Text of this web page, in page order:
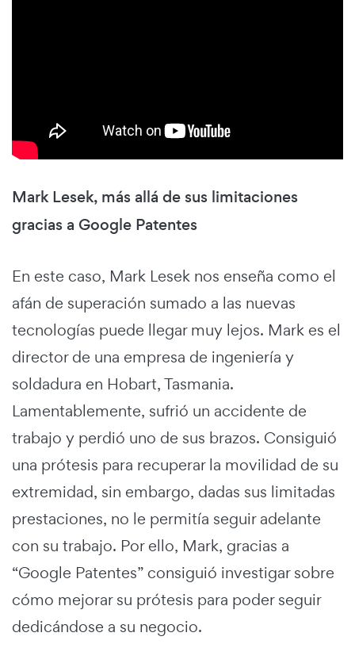
Mark Lesek, más allá de sus limitaciones
gracias a Google Patentes
En este caso, Mark Lesek nos enseña como el
afán de superación sumado a las nuevas
tecnologías puede llegar muy lejos. Mark es el
director de una empresa de ingeniería y
soldadura en Hobart, Tasmania.
Lamentablemente, sufrió un accidente de
trabajo y perdió uno de sus brazos. Consiguió
una prótesis para recuperar la movilidad de su
extremidad, sin embargo, dadas sus limitadas
prestaciones, no le permitía seguir adelante
con su trabajo. Por ello, Mark, gracias a
“Google Patentes” consiguió investigar sobre
cómo mejorar su prótesis para poder seguir
dedicándose a su negocio.